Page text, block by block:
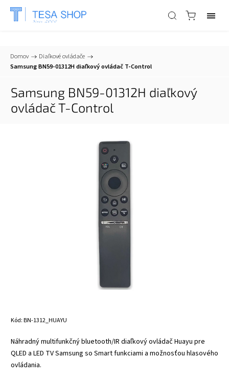
📞+421 903 553 805 info@tesa-systems.sk
Domov / Diaľkové ovládače /
Samsung BN59-01312H diaľkový ovládač T-Control
Samsung BN59-01312H diaľkový
ovládač T-Control
Kód:BN-1312_HUAYU
Náhradný multifunkčný bluetooth/IR diaľkový ovládač Huayu pre
QLED a LED TV Samsung so Smart funkciami a možnosťou hlasového
ovládania.